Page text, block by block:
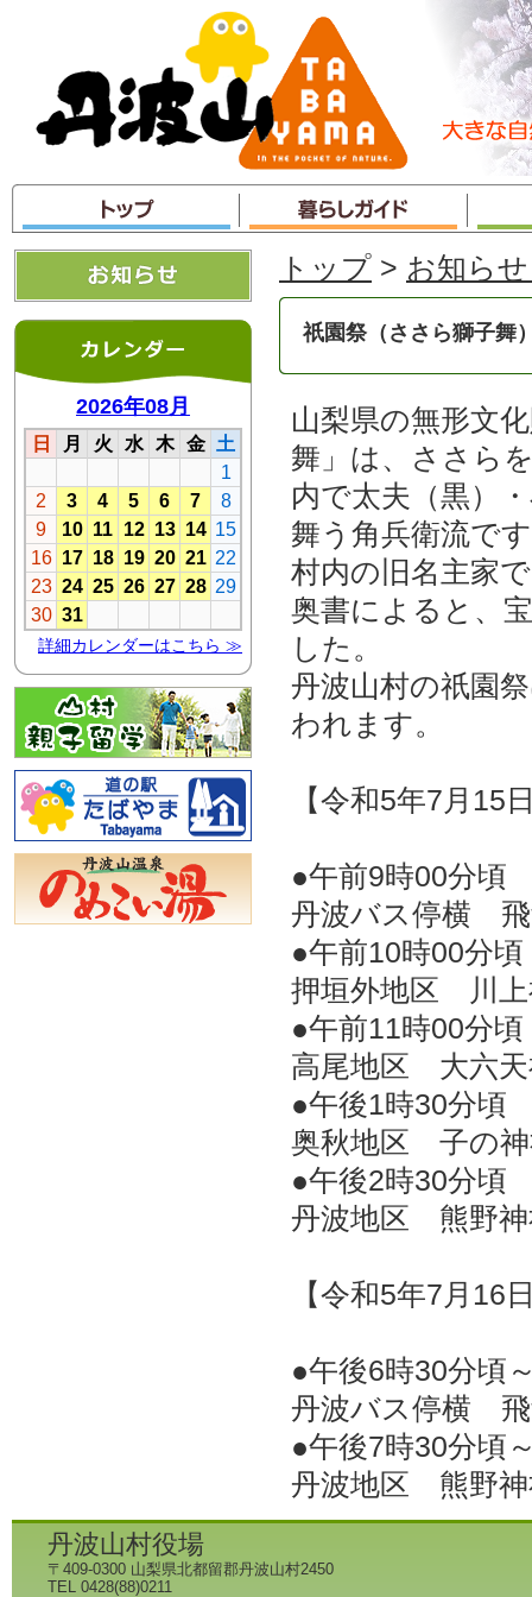
ャ
ン
プ
トップ > お知ら
祇園祭（ささら獅子舞
山梨県の無形文
舞」は、ささら
内で太夫（黒）
舞う角兵衛流で
村内の旧名主家
奥書によると、
した。
丹波山村の祇園
われます。
【令和5年7月15
●午前9時00分頃
丹波バス停横 飛
●午前10時00分頃
押垣外地区 川
●午前11時00分頃
高尾地区 大六天
●午後1時30分頃
奥秋地区 子の
●午後2時30分頃
丹波地区 熊野
【令和5年7月16
●午後6時30分頃
丹波バス停横 飛
●午後7時30分頃
丹波地区 熊野
丹波山村役場
〒409-0300 山梨県北都留郡丹波山村2450
TEL 0428(88)0211